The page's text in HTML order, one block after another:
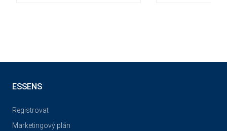
ESSENS
Registrovat
Marketingový plán